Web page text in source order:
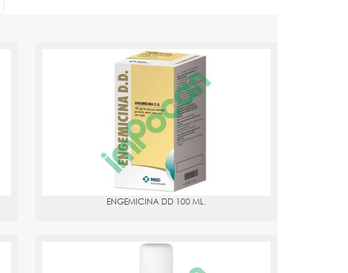
ENGEMICINA DD 100 ML.
ENGEMICINA DD 100 ML.